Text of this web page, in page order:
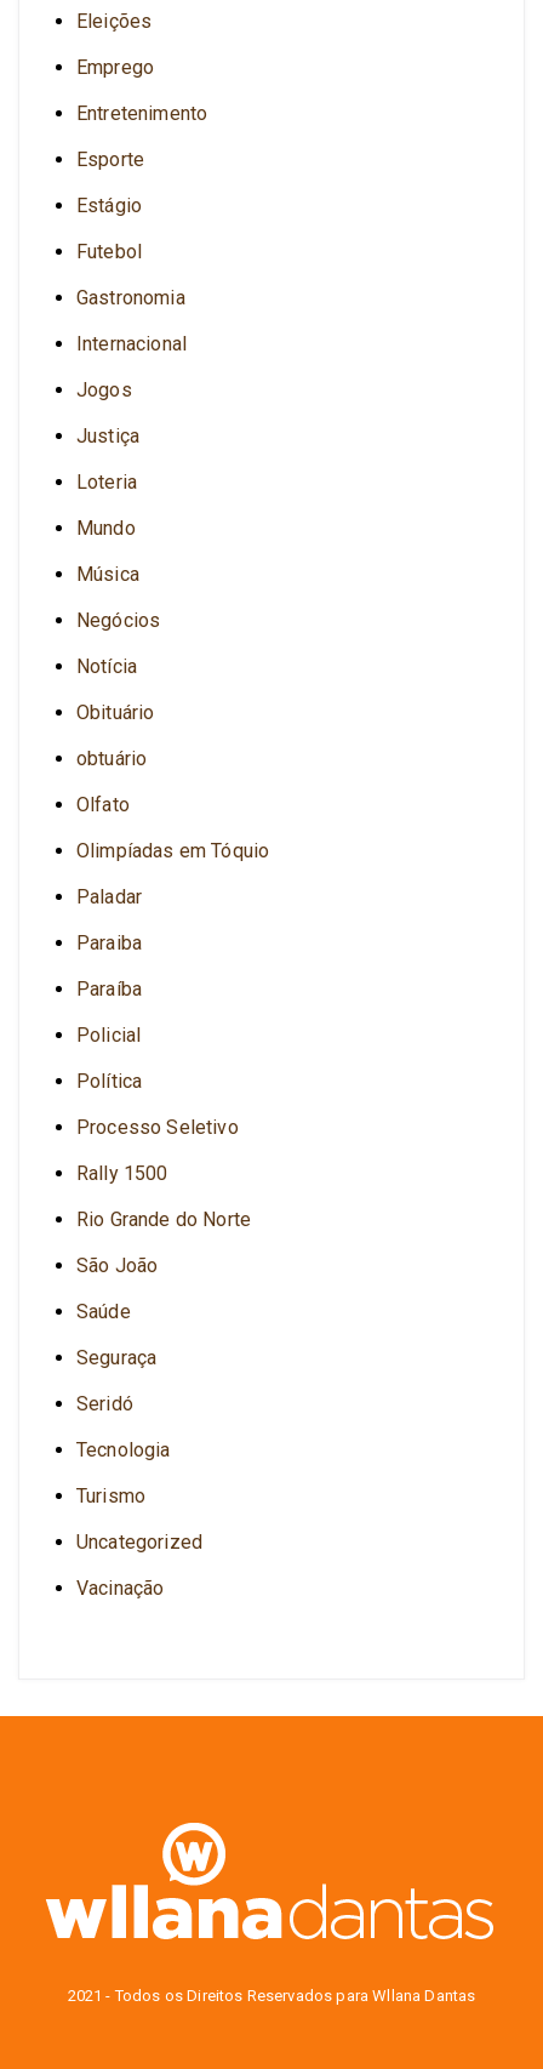
Eleições
Emprego
Entretenimento
Esporte
Estágio
Futebol
Gastronomia
Internacional
Jogos
Justiça
Loteria
Mundo
Música
Negócios
Notícia
Obituário
obtuário
Olfato
Olimpíadas em Tóquio
Paladar
Paraiba
Paraíba
Policial
Política
Processo Seletivo
Rally 1500
Rio Grande do Norte
São João
Saúde
Seguraça
Seridó
Tecnologia
Turismo
Uncategorized
Vacinação
2021 - Todos os Direitos Reservados para Wllana Dantas